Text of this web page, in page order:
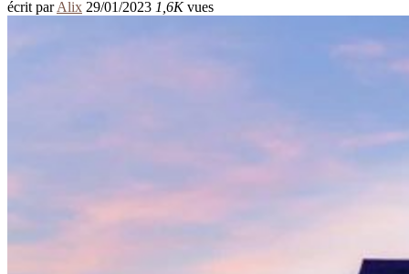
écrit parAlix 29/01/2023 1,6Kvues